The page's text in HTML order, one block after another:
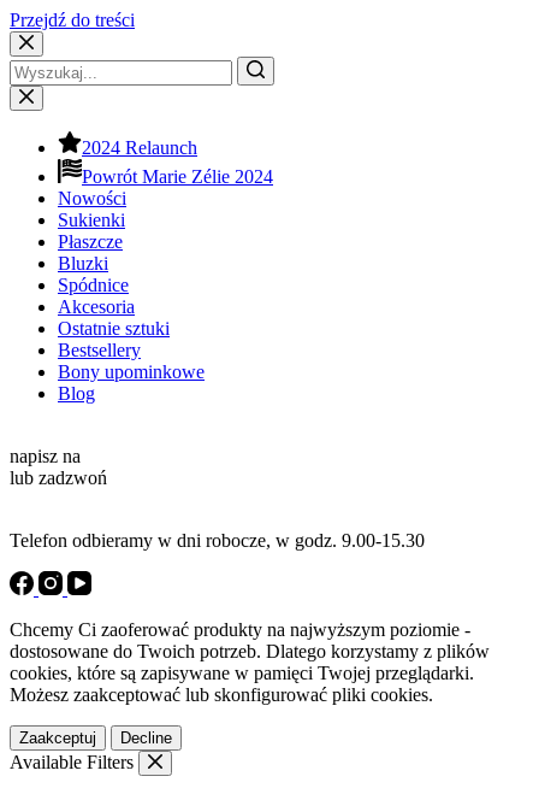
Przejdź do treści
2024 Relaunch
Powrót Marie Zélie 2024
Nowości
Sukienki
Płaszcze
Bluzki
Spódnice
Akcesoria
Ostatnie sztuki
Bestsellery
Bony upominkowe
Blog
napisz na
lub zadzwoń
Telefon odbieramy w dni robocze, w godz. 9.00-15.30
Chcemy Ci zaoferować produkty na najwyższym poziomie -
dostosowane do Twoich potrzeb. Dlatego korzystamy z plików
cookies, które są zapisywane w pamięci Twojej przeglądarki.
Możesz zaakceptować lub skonfigurować pliki cookies.
Zaakceptuj Decline
Available Filters